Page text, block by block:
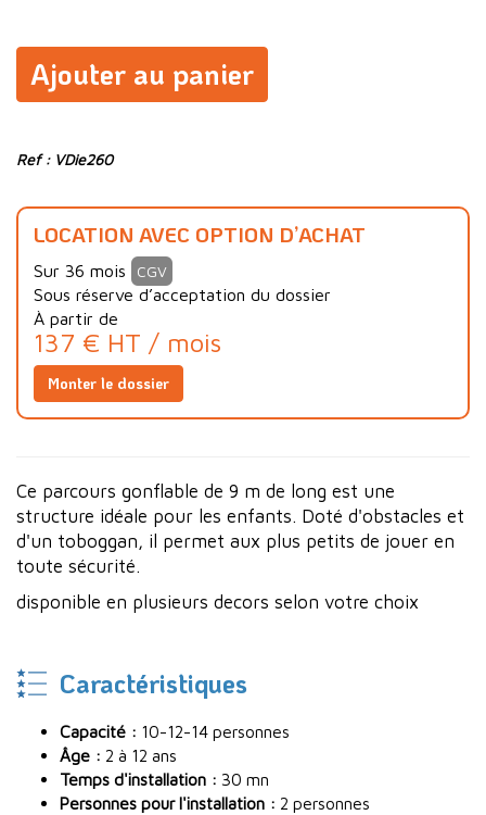
Ajouter au panier
Ref : VDie260
LOCATION AVEC OPTION D’ACHAT
Sur 36 mois CGV
Sous réserve d’acceptation du dossier
À partir de
137 € HT / mois
Monter le dossier
Ce parcours gonflable de 9 m de long est une
structure idéale pour les enfants. Doté d'obstacles et
d'un toboggan, il permet aux plus petits de jouer en
toute sécurité.
disponible en plusieurs decors selon votre choix
Caractéristiques
Capacité : 10-12-14 personnes
Âge : 2 à 12 ans
Temps d'installation : 30 mn
Personnes pour l'installation : 2 personnes